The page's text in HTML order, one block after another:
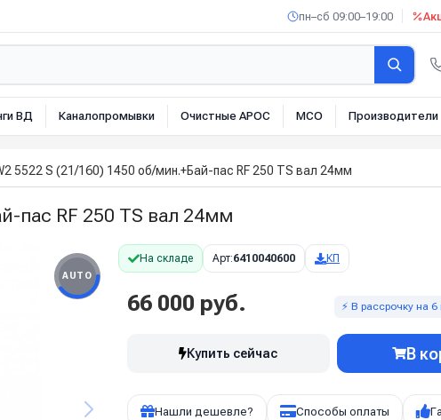
пн–сб 09:00–19:00
ВД Каналопромывки Очистные АРОС МСО Производители
5522 S (21/160) 1450 об/мин.+Бай-пас RF 250 TS вал 24мм
пас RF 250 TS вал 24мм
AUTO
На складе Арт:6410040600 КП
66 000 руб. ⚡ В рассрочку на
Купить сейчас В
Нашли дешевле? Способы оплаты